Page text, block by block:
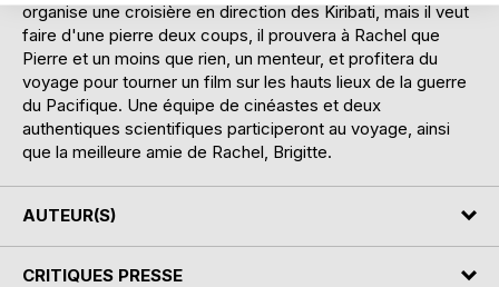
organise une croisière en direction des Kiribati, mais il veut
faire d'une pierre deux coups, il prouvera à Rachel que
Pierre et un moins que rien, un menteur, et profitera du
voyage pour tourner un film sur les hauts lieux de la guerre
du Pacifique. Une équipe de cinéastes et deux
authentiques scientifiques participeront au voyage, ainsi
que la meilleure amie de Rachel, Brigitte.
AUTEUR(S)
CRITIQUES PRESSE